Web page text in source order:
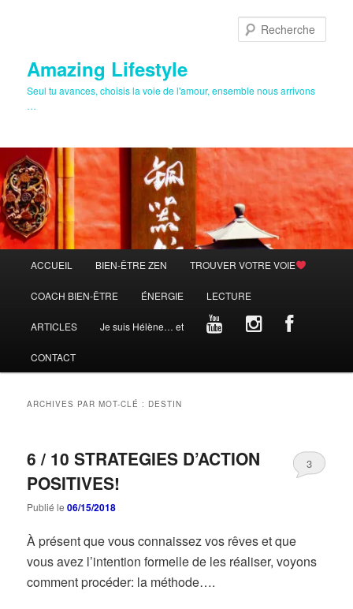
Amazing Lifestyle
Seul tu avances, choisis la voie de l'amour, ensemble nous arrivons
…
principal
ACCUEIL BIEN-ÊTRE ZEN TROUVER VOTRE VOIE
COACH BIEN-ÊTRE ÉNERGIE LECTURE
ARTICLES Je suis Hélène… et
CONTACT
ARCHIVES PAR MOT-CLÉ : DESTIN
6 / 10 STRATEGIES D’ACTION
POSITIVES!
Publié le06/15/2018
3
À présent que vous connaissez vos rêves et que
vous avez l’intention formelle de les réaliser, voyons
comment procéder: la méthode….